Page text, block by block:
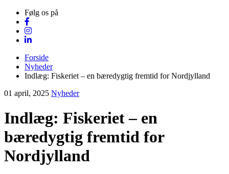
Følg os på
Forside
Nyheder
Indlæg: Fiskeriet – en bæredygtig fremtid for Nordjylland
01 april, 2025 Nyheder
Indlæg: Fiskeriet – en
bæredygtig fremtid for
Nordjylland